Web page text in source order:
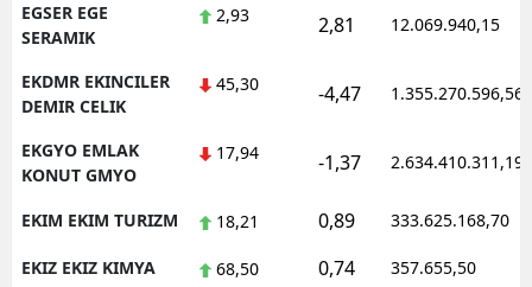
EGSER EGE
SERAMIK
2,93 2,81 12.069.940,15
EKDMR EKINCILER
DEMIR CELIK
45,30 -4,47 1.355.270.596,56
EKGYO EMLAK
KONUT GMYO
17,94 -1,37 2.634.410.311,19
EKIM EKIM TURIZM 18,21 0,89 333.625.168,70
EKIZ EKIZ KIMYA 68,50 0,74 357.655,50